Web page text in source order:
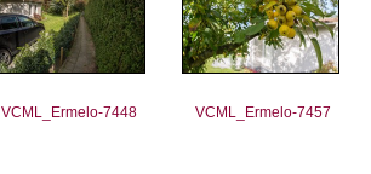
VCML_Ermelo-7448 VCML_Ermelo-7457